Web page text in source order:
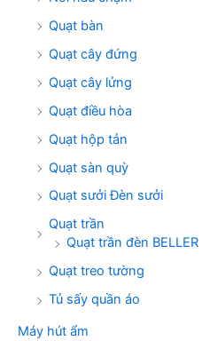
Quạt bàn
Quạt cây đứng
Quạt cây lửng
Quạt điều hòa
Quạt hộp tản
Quạt sàn quỳ
Quạt sưởi Đèn sưởi
Quạt trần
Quạt trần đèn BELLER
Quạt treo tường
Tủ sấy quần áo
Máy hút ẩm